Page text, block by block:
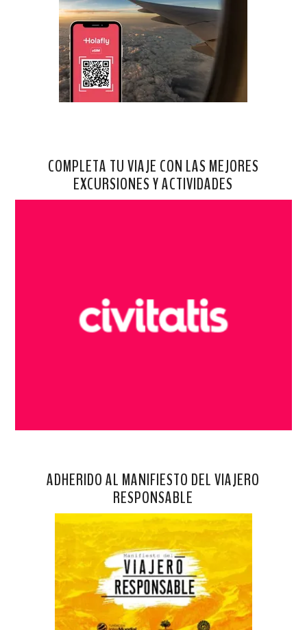
COMPLETA TU VIAJE CON LAS MEJORES
EXCURSIONES Y ACTIVIDADES
ADHERIDO AL MANIFIESTO DEL VIAJERO
RESPONSABLE